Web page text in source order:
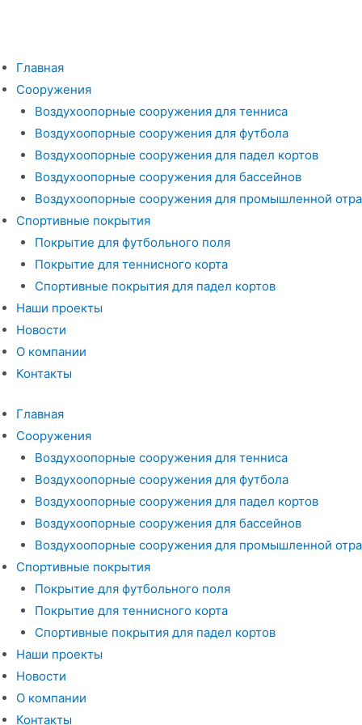
Главная
Сооружения
Воздухоопорные сооружения для тенниса
Воздухоопорные сооружения для футбола
Воздухоопорные сооружения для падел кортов
Воздухоопорные сооружения для бассейнов
Воздухоопорные сооружения для промышленной
Спортивные покрытия
Покрытие для футбольного поля
Покрытие для теннисного корта
Спортивные покрытия для падел кортов
Наши проекты
Новости
О компании
Контакты
Главная
Сооружения
Воздухоопорные сооружения для тенниса
Воздухоопорные сооружения для футбола
Воздухоопорные сооружения для падел кортов
Воздухоопорные сооружения для бассейнов
Воздухоопорные сооружения для промышленной
Спортивные покрытия
Покрытие для футбольного поля
Покрытие для теннисного корта
Спортивные покрытия для падел кортов
Наши проекты
Новости
О компании
Контакты